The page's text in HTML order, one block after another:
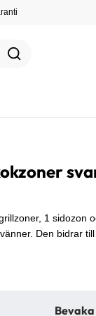
1 sidozon
Den bidrar till